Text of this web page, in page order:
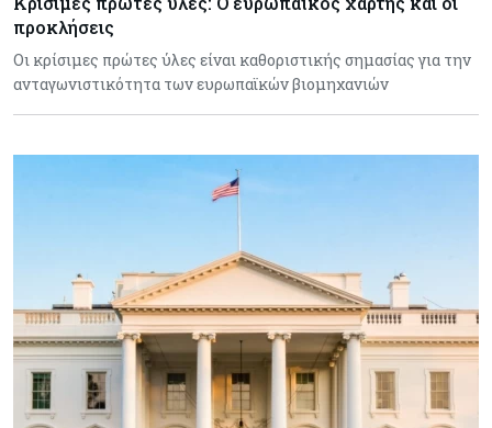
προκλήσεις
Οι κρίσιμες πρώτες ύλες είναι καθοριστικής σημασίας για την
ανταγωνιστικότητα των ευρωπαϊκών βιομηχανιών